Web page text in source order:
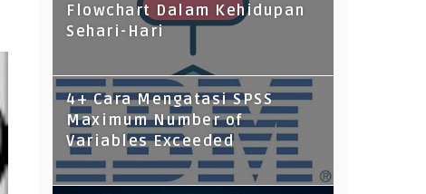
Flowchart Dalam Kehidupan
Sehari-Hari
4+ Cara Mengatasi SPSS
Maximum Number of
Variables Exceeded